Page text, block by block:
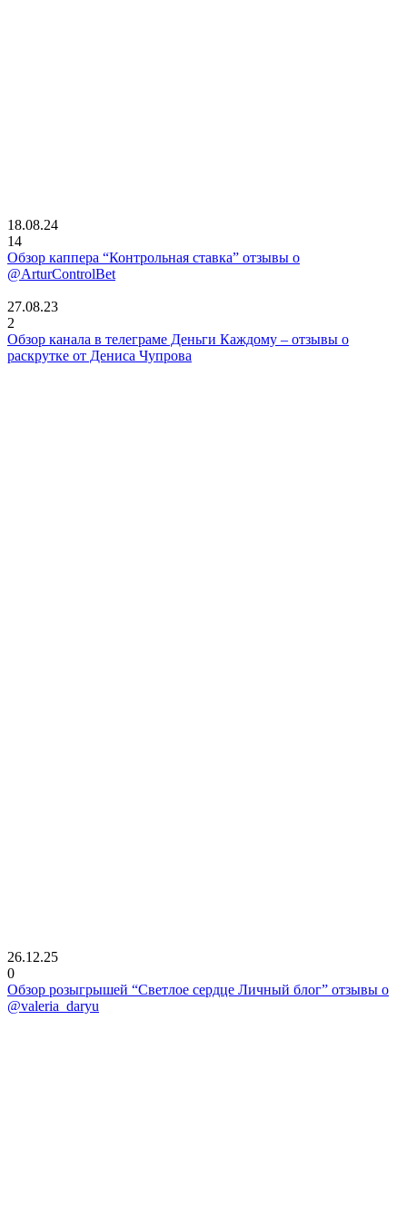
18.08.24
14
Обзор каппера “Контрольная ставка” отзывы о
@ArturControlBet
27.08.23
2
Обзор канала в телеграме Деньги Каждому – отзывы о
раскрутке от Дениса Чупрова
26.12.25
0
Обзор розыгрышей “Светлое сердце Личный блог” отзывы о
@valeria_daryu